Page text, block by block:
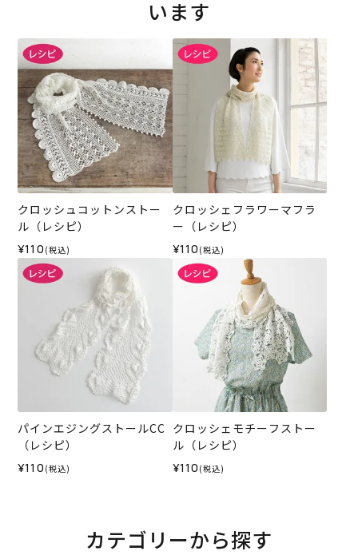
います
クロッシュコットンストー
ル（レシピ）
¥110 (税込)
クロッシェフラワーマフラ
ー（レシピ）
¥110 (税込)
パインエジングストールCC
（レシピ）
¥110 (税込)
クロッシェモチーフストー
ル（レシピ）
¥110 (税込)
カテゴリーから探す